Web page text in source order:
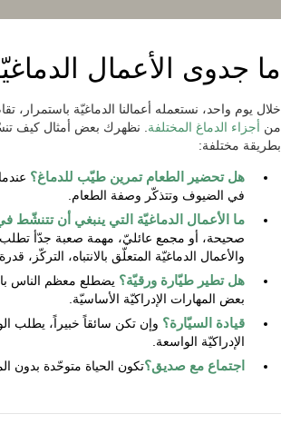
ما جدوى الأعمال
خلال يوم واحد، نستعمله أعمالنا الدماغيّة
من أجزاء الدماغ المختلفة. نظهرك بعض أمثال كيف
بطريقة مختلفة:
هل تحضير الطعام تمرين طيّب للدماغ؟
في الضيوف وتتذكّر وصفة الطعام.
ما الأعمال الدماغيّة التي ينبغي أن تتنشّط
صحيحة، أو مجمع عائليّ، مهمة صعبة جدّأ
والأعمال الدماغيّة المتعلّق بالانتباه، التركّز،
هل تطير طيّارة ورقيّة؟ يضطلع معظم الناس
بعض المهارات الإدراكيّة الأساسيّة.
قيادة السيّارة؟ وإن تكن سائقاً خبيراً، يطلب
الإدراكيّة الواسعة.
اجتماع مع صديق؟تكون الحياة متوحّدة بدون